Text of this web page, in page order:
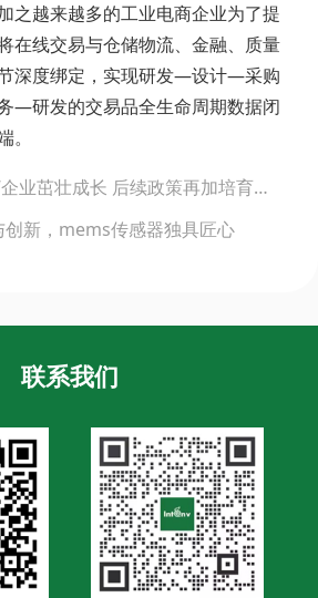
之越来越多的工业电商企业为了提
在线交易与仓储物流、金融、质量
深度绑定，实现研发—设计—采购
研发的交易品全生命周期数据闭
上一篇: “专精特新”企业茁壮成长 后续政策再加培育力度
创新，mems传感器独具匠心
联系我们